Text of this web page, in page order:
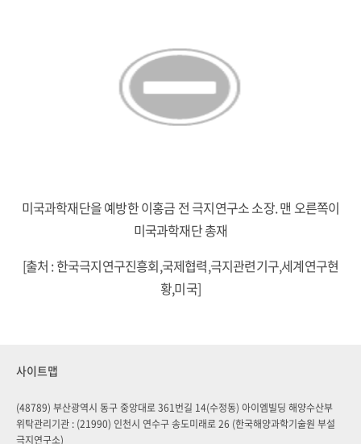
미국과학재단을 예방한 이홍금 전 극지연구소 소장. 맨 오른쪽이
미국과학재단 총재
[출처 : 한국극지연구진흥회,국제협력,극지관련기구,세계연구현
황,미국]
사이트맵
(48789) 부산광역시 동구 중앙대로 361번길 14(수정동) 아이엠빌딩 해양수산부
위탁관리기관 : (21990) 인천시 연수구 송도미래로 26 (한국해양과학기술원 부설
극지연구소)